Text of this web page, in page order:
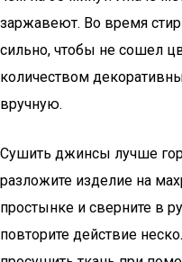
заржавеют. Во время
сильно, чтобы не сошел
количеством
вручную.
Сушить джинсы лучше
разложите изделие на
простынке и сверните в
повторите действие